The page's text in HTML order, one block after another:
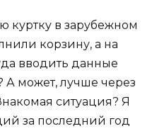
куртку в зарубежном
корзину, а на
вводить данные
А может, лучше через
ситуация? Я
за последний год